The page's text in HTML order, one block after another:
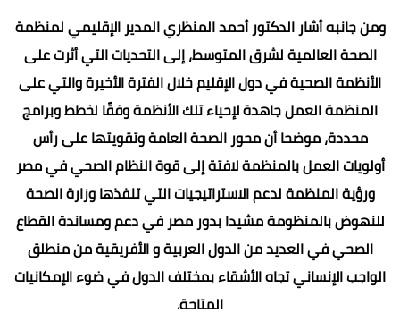
ومن جانبه أشار الدكتور أحمد المنظري المدير الإقليمي لمنظمة
الصحة العالمية لشرق المتوسط، إلى التحديات التي أثرت على
الأنظمة الصحية في دول الإقليم خلال الفترة الأخيرة والتي على
المنظمة العمل جاهدة لإحياء تلك الأنظمة وفقًا لخطط وبرامج
محددة، موضحا أن محور الصحة العامة وتقويتها على رأس
أولويات العمل بالمنظمة لافتة إلى قوة النظام الصحي في مصر
ورؤية المنظمة لدعم الاستراتيجيات التي تنفذها وزارة الصحة
للنهوض بالمنظومة مشيدا بدور مصر في دعم ومساندة القطاع
الصحي في العديد من الدول العربية و الأفريقية من منطلق
الواجب الإنساني تجاه الأشقاء بمختلف الدول في ضوء الإمكانيات
المتاحة.